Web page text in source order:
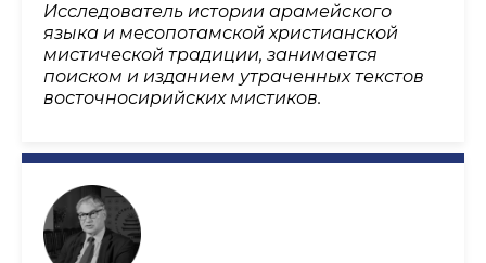
Исследователь истории арамейского
языка и месопотамской христианской
мистической традиции, занимается
поиском и изданием утраченных текстов
восточносирийских мистиков.